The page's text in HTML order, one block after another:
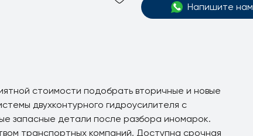
Напишите нам
стоимости подобрать вторичные и новые
двухконтурного гидроусилителя с
запасные детали после разбора иномарок.
транспортных компаний. Доступна срочная